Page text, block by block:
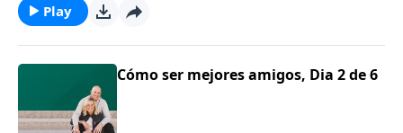
que ver sobre cómo podemos trabajar juntos para
hacer realidad nuestros sueños.
Play
Cómo ser mejores amigos, Dia 2 de 6